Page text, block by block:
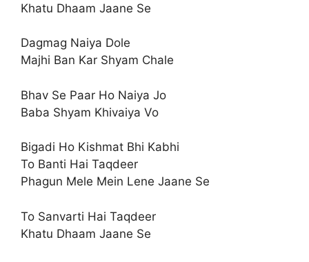
Khatu Dhaam Jaane Se
Dagmag Naiya Dole
Majhi Ban Kar Shyam Chale
Bhav Se Paar Ho Naiya Jo
Baba Shyam Khivaiya Vo
Bigadi Ho Kishmat Bhi Kabhi
To Banti Hai Taqdeer
Phagun Mele Mein Lene Jaane Se
To Sanvarti Hai Taqdeer
Khatu Dhaam Jaane Se